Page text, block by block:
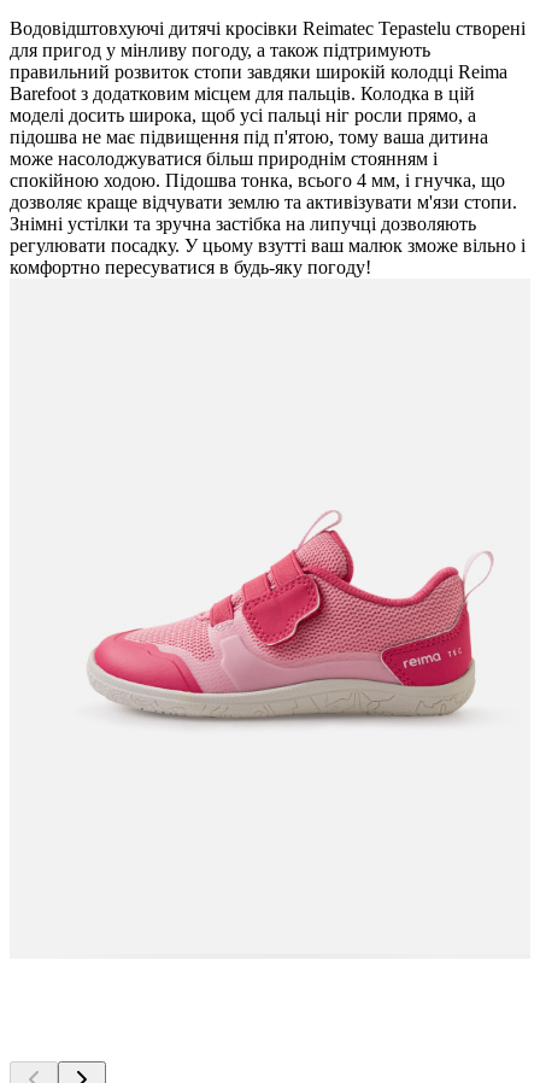
Водовідштовхуючі дитячі кросівки Reimatec Tepastelu створені
для пригод у мінливу погоду, а також підтримують
правильний розвиток стопи завдяки широкій колодці Reima
Barefoot з додатковим місцем для пальців. Колодка в цій
моделі досить широка, щоб усі пальці ніг росли прямо, а
підошва не має підвищення під п'ятою, тому ваша дитина
може насолоджуватися більш природнім стоянням і
спокійною ходою. Підошва тонка, всього 4 мм, і гнучка, що
дозволяє краще відчувати землю та активізувати м'язи стопи.
Знімні устілки та зручна застібка на липучці дозволяють
регулювати посадку. У цьому взутті ваш малюк зможе вільно і
комфортно пересуватися в будь-яку погоду!